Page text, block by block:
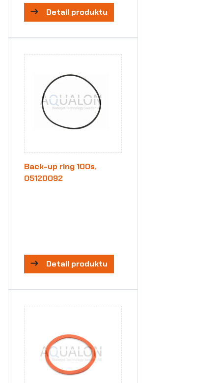
Detail produktu
Back-up ring 100s,
05120092
Detail produktu